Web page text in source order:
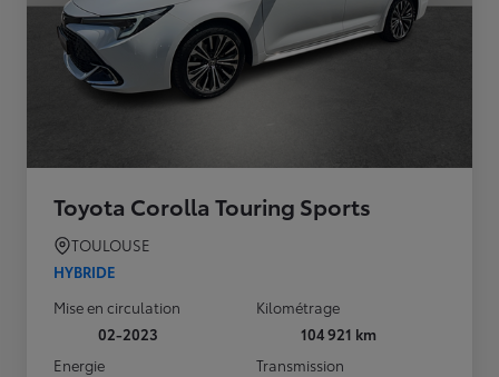
Toyota Corolla Touring Sports
TOULOUSE
HYBRIDE
Mise en circulation
02-2023
Kilométrage
104 921 km
Energie
Transmission